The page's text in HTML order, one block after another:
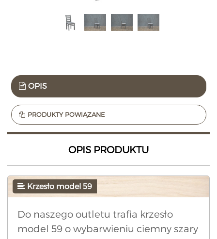
OPIS
PRODUKTY POWIĄZANE
OPIS PRODUKTU
Krzesło model 59
Do naszego outletu trafia krzesło
model 59 o wybarwieniu ciemny szary